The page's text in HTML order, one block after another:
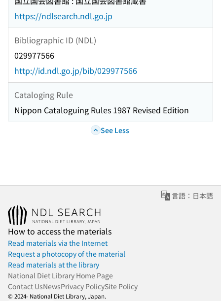
https://ndlsearch.ndl.go.jp
Bibliographic ID (NDL)
029977566
http://id.ndl.go.jp/bib/029977566
Cataloging Rule
Nippon Cataloguing Rules 1987 Revised Edition
See Less
言語：日本語
How to access the materials
Read materials via the Internet
Request a photocopy of the material
Read materials at the library
National Diet Library Home Page
Contact UsNewsPrivacy PolicySite Policy
© 2024- National Diet Library, Japan.